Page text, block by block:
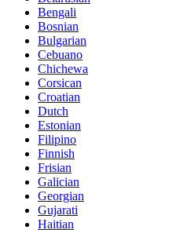
Bengali
Bosnian
Bulgarian
Cebuano
Chichewa
Corsican
Croatian
Dutch
Estonian
Filipino
Finnish
Frisian
Galician
Georgian
Gujarati
Haitian